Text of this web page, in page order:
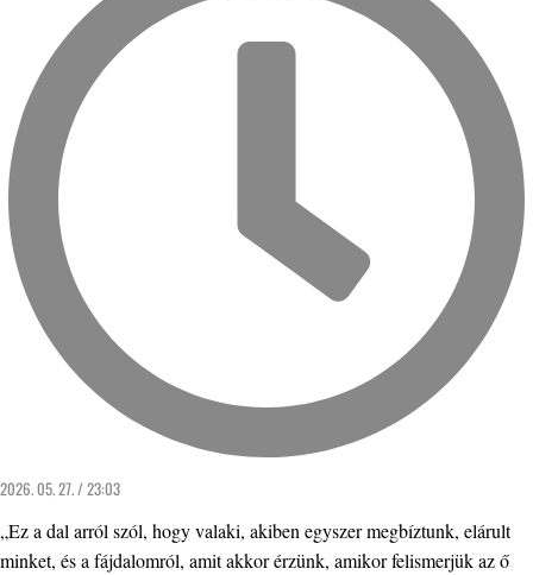
2026. 05. 27. / 23:03
„Ez a dal arról szól, hogy valaki, akiben egyszer megbíztunk, elárult
minket, és a fájdalomról, amit akkor érzünk, amikor felismerjük az ő